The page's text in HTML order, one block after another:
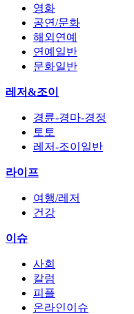
영화
공연/문화
해외연예
연예일반
문화일반
레저&조이
경륜-경마-경정
토토
레저-조이일반
라이프
여행/레저
건강
이슈
사회
칼럼
피플
온라인이슈